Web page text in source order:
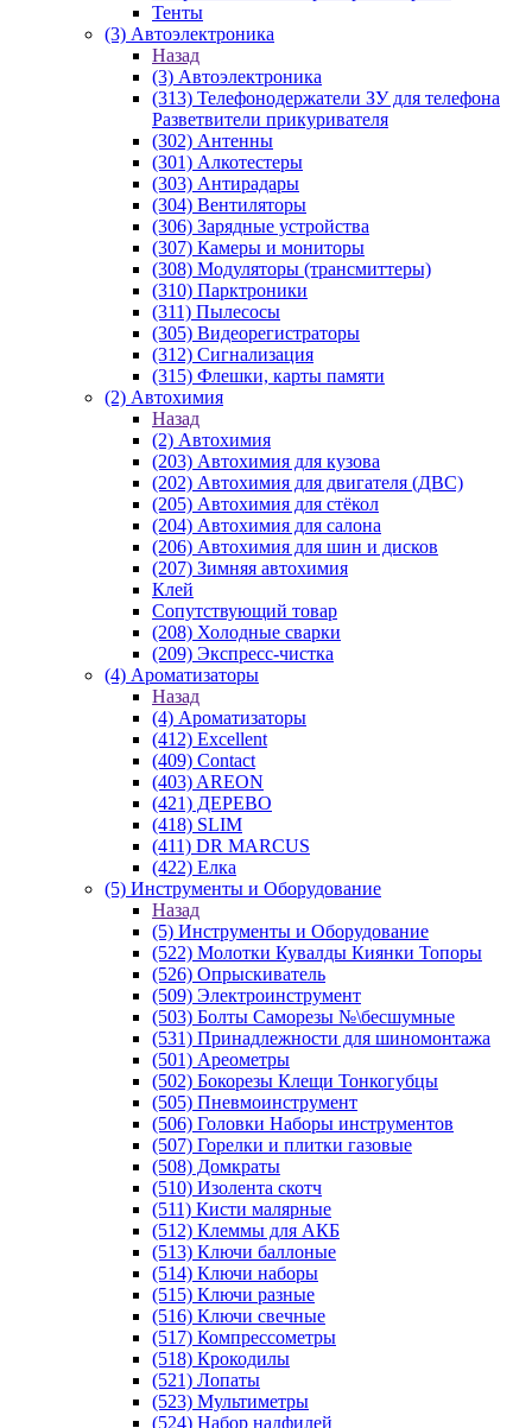
Тенты
(3) Автоэлектроника
Назад
(3) Автоэлектроника
(313) Телефонодержатели ЗУ для телефона
Разветвители прикуривателя
(302) Антенны
(301) Алкотестеры
(303) Антирадары
(304) Вентиляторы
(306) Зарядные устройства
(307) Камеры и мониторы
(308) Модуляторы (трансмиттеры)
(310) Парктроники
(311) Пылесосы
(305) Видеорегистраторы
(312) Сигнализация
(315) Флешки, карты памяти
(2) Автохимия
Назад
(2) Автохимия
(203) Автохимия для кузова
(202) Автохимия для двигателя (ДВС)
(205) Автохимия для стёкол
(204) Автохимия для салона
(206) Автохимия для шин и дисков
(207) Зимняя автохимия
Клей
Сопутствующий товар
(208) Холодные сварки
(209) Экспреcс-чистка
(4) Ароматизаторы
Назад
(4) Ароматизаторы
(412) Excellent
(409) Contact
(403) AREON
(421) ДЕРЕВО
(418) SLIM
(411) DR MARCUS
(422) Елка
(5) Инструменты и Оборудование
Назад
(5) Инструменты и Оборудование
(522) Молотки Кувалды Киянки Топоры
(526) Опрыскиватель
(509) Электроинструмент
(503) Болты Саморезы №\бесшумные
(531) Принадлежности для шиномонтажа
(501) Ареометры
(502) Бокорезы Клещи Тонкогубцы
(505) Пневмоинструмент
(506) Головки Наборы инструментов
(507) Горелки и плитки газовые
(508) Домкраты
(510) Изолента скотч
(511) Кисти малярные
(512) Клеммы для АКБ
(513) Ключи баллоные
(514) Ключи наборы
(515) Ключи разные
(516) Ключи свечные
(517) Компрессометры
(518) Крокодилы
(521) Лопаты
(523) Мультиметры
(524) Набор надфилей